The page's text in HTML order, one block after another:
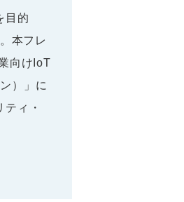
目的
本フレ
向けIoT
）」に
ィ・